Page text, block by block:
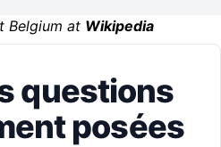
Belgium at Wikipedia
questions
posées